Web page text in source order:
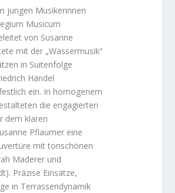
jungen Musikerinnen
Musicum
von Susanne
mit der „Wassermusik“
in Suitenfolge
Händel
ein. In homogenem
die engagierten
dem klaren
Pflaumer eine
mit tonschönen
Maderer und
Präzise Einsätze,
in Terrassendynamik